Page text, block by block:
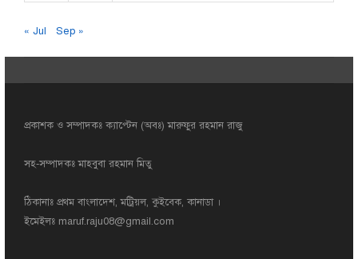
« Jul Sep »
প্রকাশক ও সম্পাদকঃ ক্যাপ্টেন (অবঃ) মারুফুর রহমান রাজু
সহ-সম্পাদকঃ মাহবুবা রহমান মিতু
ঠিকানাঃ প্রথম বাংলাদেশ, মট্রিয়ল, কুইবেক, কানাডা ।
ইমেইলঃ maruf.raju08@gmail.com